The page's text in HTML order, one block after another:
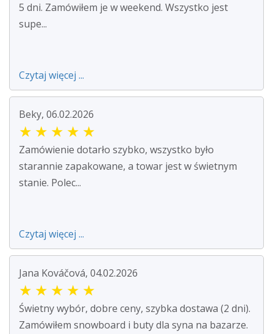
5 dni. Zamówiłem je w weekend. Wszystko jest
supe...
Czytaj więcej ...
Beky, 06.02.2026
★ ★ ★ ★ ★
Zamówienie dotarło szybko, wszystko było
starannie zapakowane, a towar jest w świetnym
stanie. Polec...
Czytaj więcej ...
Jana Kováčová, 04.02.2026
★ ★ ★ ★ ★
Świetny wybór, dobre ceny, szybka dostawa (2 dni).
Zamówiłem snowboard i buty dla syna na bazarze.